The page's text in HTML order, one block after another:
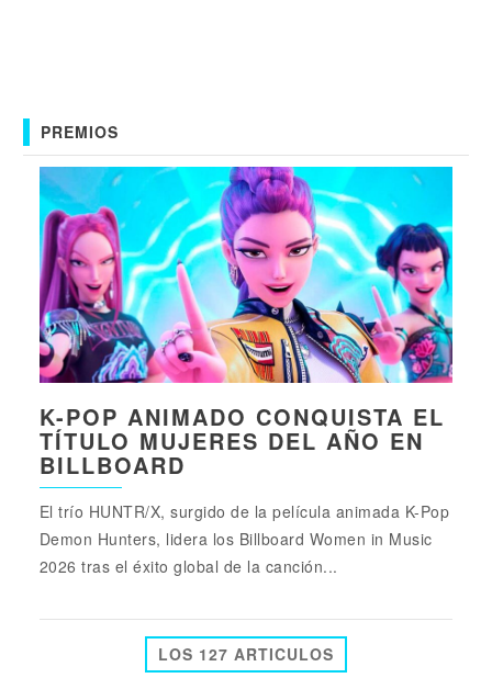
PREMIOS
K-POP ANIMADO CONQUISTA EL
TÍTULO MUJERES DEL AÑO EN
BILLBOARD
El trío HUNTR/X, surgido de la película animada K-Pop
Demon Hunters, lidera los Billboard Women in Music
2026 tras el éxito global de la canción...
LOS 127 ARTICULOS